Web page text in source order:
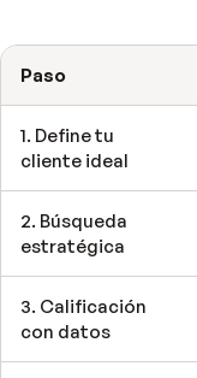
Paso
1. Define tu
cliente ideal
2. Búsqueda
estratégica
3. Calificación
con datos